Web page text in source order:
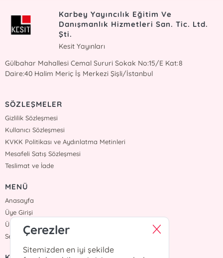
Karbey Yayıncılık Eğitim Ve
Danışmanlık Hizmetleri San. Tic. Ltd.
Şti.
Kesit Yayınları
Gülbahar Mahallesi Cemal Sururi Sokak No:15/E Kat:8
Daire:40 Halim Meriç İş Merkezi Şişli/İstanbul
SÖZLEŞMELER
Gizlilik Sözleşmesi
Kullanıcı Sözleşmesi
KVKK Politikası ve Aydınlatma Metinleri
Mesafeli Satış Sözleşmesi
Teslimat ve İade
MENÜ
Anasayfa
Üye Girişi
Üye Ol
SepetimÇerezler
Sitemizden en iyi şekilde